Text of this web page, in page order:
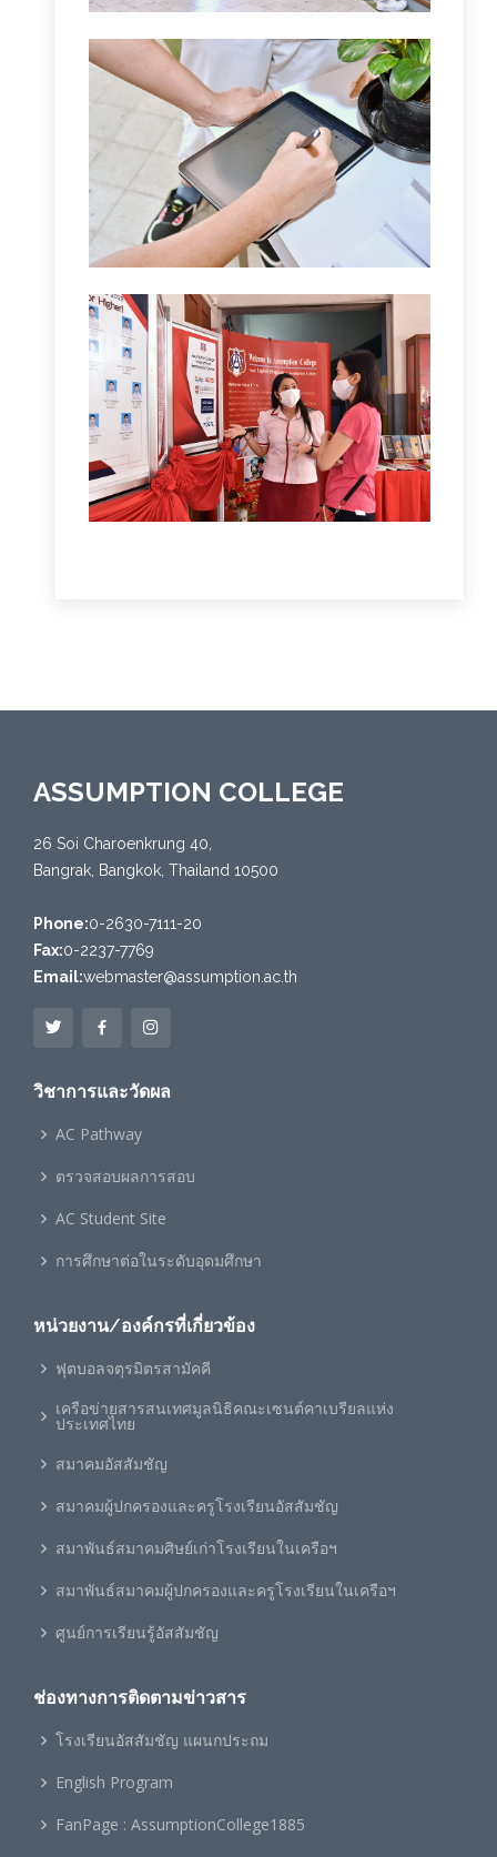
ASSUMPTION COLLEGE
26 Soi Charoenkrung 40,
Bangrak, Bangkok, Thailand 10500
Phone:0-2630-7111-20
Fax:0-2237-7769
Email:webmaster@assumption.ac.th
วิชาการและวัดผล
AC Pathway
ตรวจสอบผลการสอบ
AC Student Site
การศึกษาต่อในระดับอุดมศึกษา
หน่วยงาน/องค์กรที่เกี่ยวข้อง
ฟุตบอลจตุรมิตรสามัคคี
เครือข่ายสารสนเทศมูลนิธิคณะเซนต์คาเบรียลแห่ง
ประเทศไทย
สมาคมอัสสัมชัญ
สมาคมผู้ปกครองและครูโรงเรียนอัสสัมชัญ
สมาพันธ์สมาคมศิษย์เก่าโรงเรียนในเครือฯ
สมาพันธ์สมาคมผู้ปกครองและครูโรงเรียนในเครือฯ
ศูนย์การเรียนรู้อัสสัมชัญ
ช่องทางการติดตามข่าวสาร
โรงเรียนอัสสัมชัญ แผนกประถม
English Program
FanPage : AssumptionCollege1885